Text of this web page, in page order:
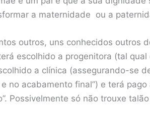
a maternidade ou a
outros, uns conhecidos outros
escolhido a progenitora (tal
a clínica (assegurando-se
no acabamento final”) e terá
Possivelmente só não trouxe